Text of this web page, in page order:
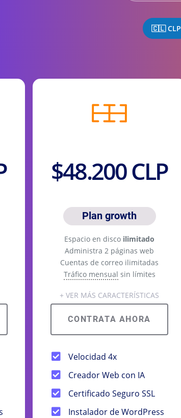
🇨🇱 CLP
$48.200 CLP
Plan growth
Espacio en disco ilimitado
Administra 2 páginas web
Cuentas de correo ilimitadas
Tráfico mensual sin límites
+ VER MÁS CARACTERÍSTICAS
CONTRATA AHORA
Velocidad 4x
Creador Web con IA
Certificado Seguro SSL
Instalador de WordPress